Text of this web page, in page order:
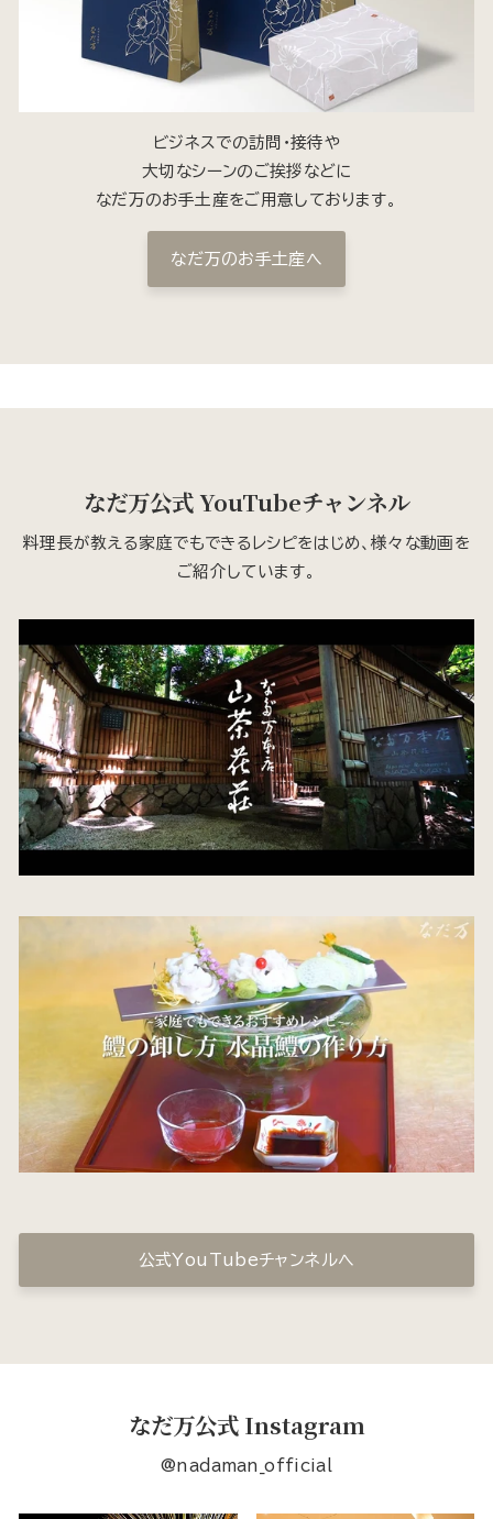
ビジネスでの訪問・接待や
大切なシーンのご挨拶などに
なだ万のお手土産をご用意しております。
なだ万のお手土産へ
なだ万公式 YouTubeチャンネル
料理長が教える家庭でもできるレシピをはじめ、様々な動画を
ご紹介しています。
公式YouTubeチャンネルへ
なだ万公式 Instagram
@nadaman_official